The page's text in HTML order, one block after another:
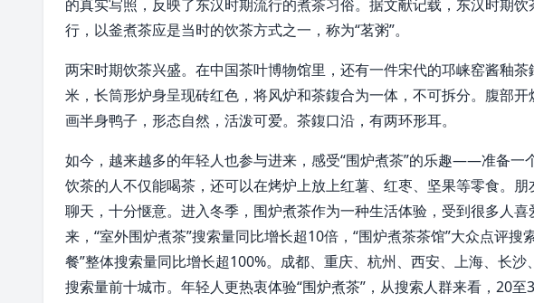
的真实写照，反映了东汉时期流行的煮茶习俗。据文献记载，东汉时期
行，以釜煮茶应是当时的饮茶方式之一，称为“茗粥”。
两宋时期饮茶兴盛。在中国茶叶博物馆里，还有一件宋代的邛崃窑酱釉
米，长筒形炉身呈现砖红色，将风炉和茶鍑合为一体，不可拆分。腹部
画半身鸭子，形态自然，活泼可爱。茶鍑口沿，有两环形耳。
如今，越来越多的年轻人也参与进来，感受“围炉煮茶”的乐趣——准备一
饮茶的人不仅能喝茶，还可以在烤炉上放上红薯、红枣、坚果等零食。
聊天，十分惬意。进入冬季，围炉煮茶作为一种生活体验，受到很多人
来，“室外围炉煮茶”搜索量同比增长超10倍，“围炉煮茶茶馆”大众点评搜
餐”整体搜索量同比增长超100%。成都、重庆、杭州、西安、上海、长
搜索量前十城市。年轻人更热衷体验“围炉煮茶”，从搜索人群来看，20至